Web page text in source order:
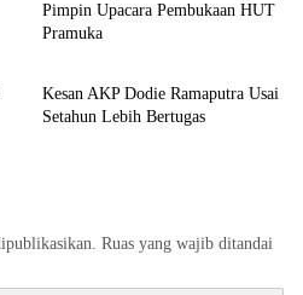
Pimpin Upacara Pembukaan HUT
Pramuka
Metro
Kesan AKP Dodie Ramaputra Usai
Setahun Lebih Bertugas
Ruas yang wajib ditandai